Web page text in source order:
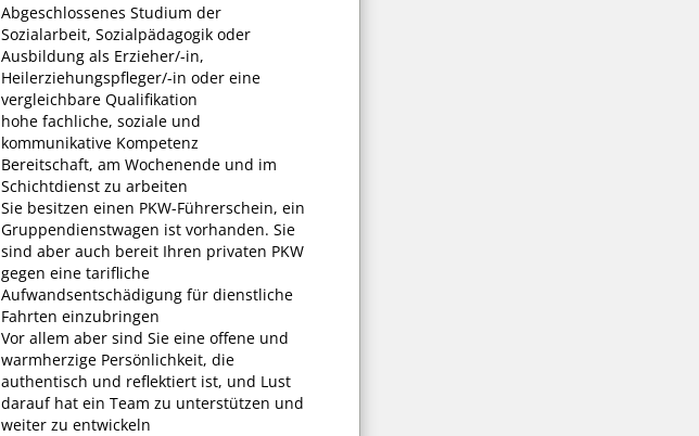
Abgeschlossenes Studium der
Sozialarbeit, Sozialpädagogik oder
Ausbildung als Erzieher/-in,
Heilerziehungspfleger/-in oder eine
vergleichbare Qualifikation
hohe fachliche, soziale und
kommunikative Kompetenz
Bereitschaft, am Wochenende und im
Schichtdienst zu arbeiten
Sie besitzen einen PKW-Führerschein, ein
Gruppendienstwagen ist vorhanden. Sie
sind aber auch bereit Ihren privaten PKW
gegen eine tarifliche
Aufwandsentschädigung für dienstliche
Fahrten einzubringen
Vor allem aber sind Sie eine offene und
warmherzige Persönlichkeit, die
authentisch und reflektiert ist, und Lust
darauf hat ein Team zu unterstützen und
weiter zu entwickeln